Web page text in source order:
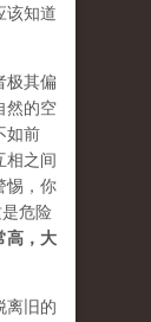
该知道
极其偏
然的空
如前
相之间
惕，你
危险
高，大
离旧的